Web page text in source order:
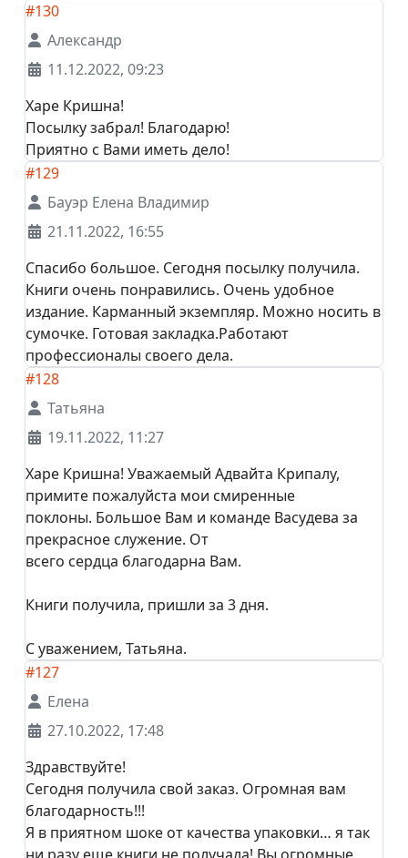
#130
Александр
11.12.2022, 09:23
Харе Кришна!
Посылку забрал! Благодарю!
Приятно с Вами иметь дело!
#129
Бауэр Елена Владимир
21.11.2022, 16:55
Спасибо большое. Сегодня посылку получила.
Книги очень понравились. Очень удобное
издание. Карманный экземпляр. Можно носить в
сумочке. Готовая закладка.Работают
профессионалы своего дела.
#128
Татьяна
19.11.2022, 11:27
Харе Кришна! Уважаемый Адвайта Крипалу,
примите пожалуйста мои смиренные
поклоны. Большое Вам и команде Васудева за
прекрасное служение. От
всего сердца благодарна Вам.
Книги получила, пришли за 3 дня.
С уважением, Татьяна.
#127
Елена
27.10.2022, 17:48
Здравствуйте!
Сегодня получила свой заказ. Огромная вам
благодарность!!!
Я в приятном шоке от качества упаковки… я так